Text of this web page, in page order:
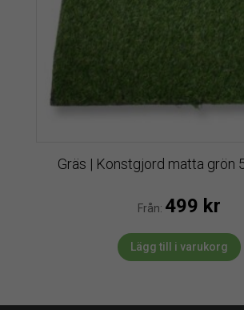
Gräs | Konstgjord matta grön
Från: 499 kr
Lägg till i varukorg